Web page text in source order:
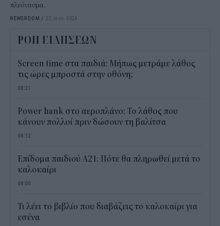
πλεόνασμα.
NEWSROOM / 22 Ιουν 2026
ΡΟΗ ΕΙΔΗΣΕΩΝ
Screen time στα παιδιά: Μήπως μετράμε λάθος
τις ώρες μπροστά στην οθόνη;
08:21
Power bank στο αεροπλάνο: Το λάθος που
κάνουν πολλοί πριν δώσουν τη βαλίτσα
08:12
Επίδομα παιδιού Α21: Πότε θα πληρωθεί μετά το
καλοκαίρι
08:00
Τι λέει το βιβλίο που διαβάζεις το καλοκαίρι για
εσένα